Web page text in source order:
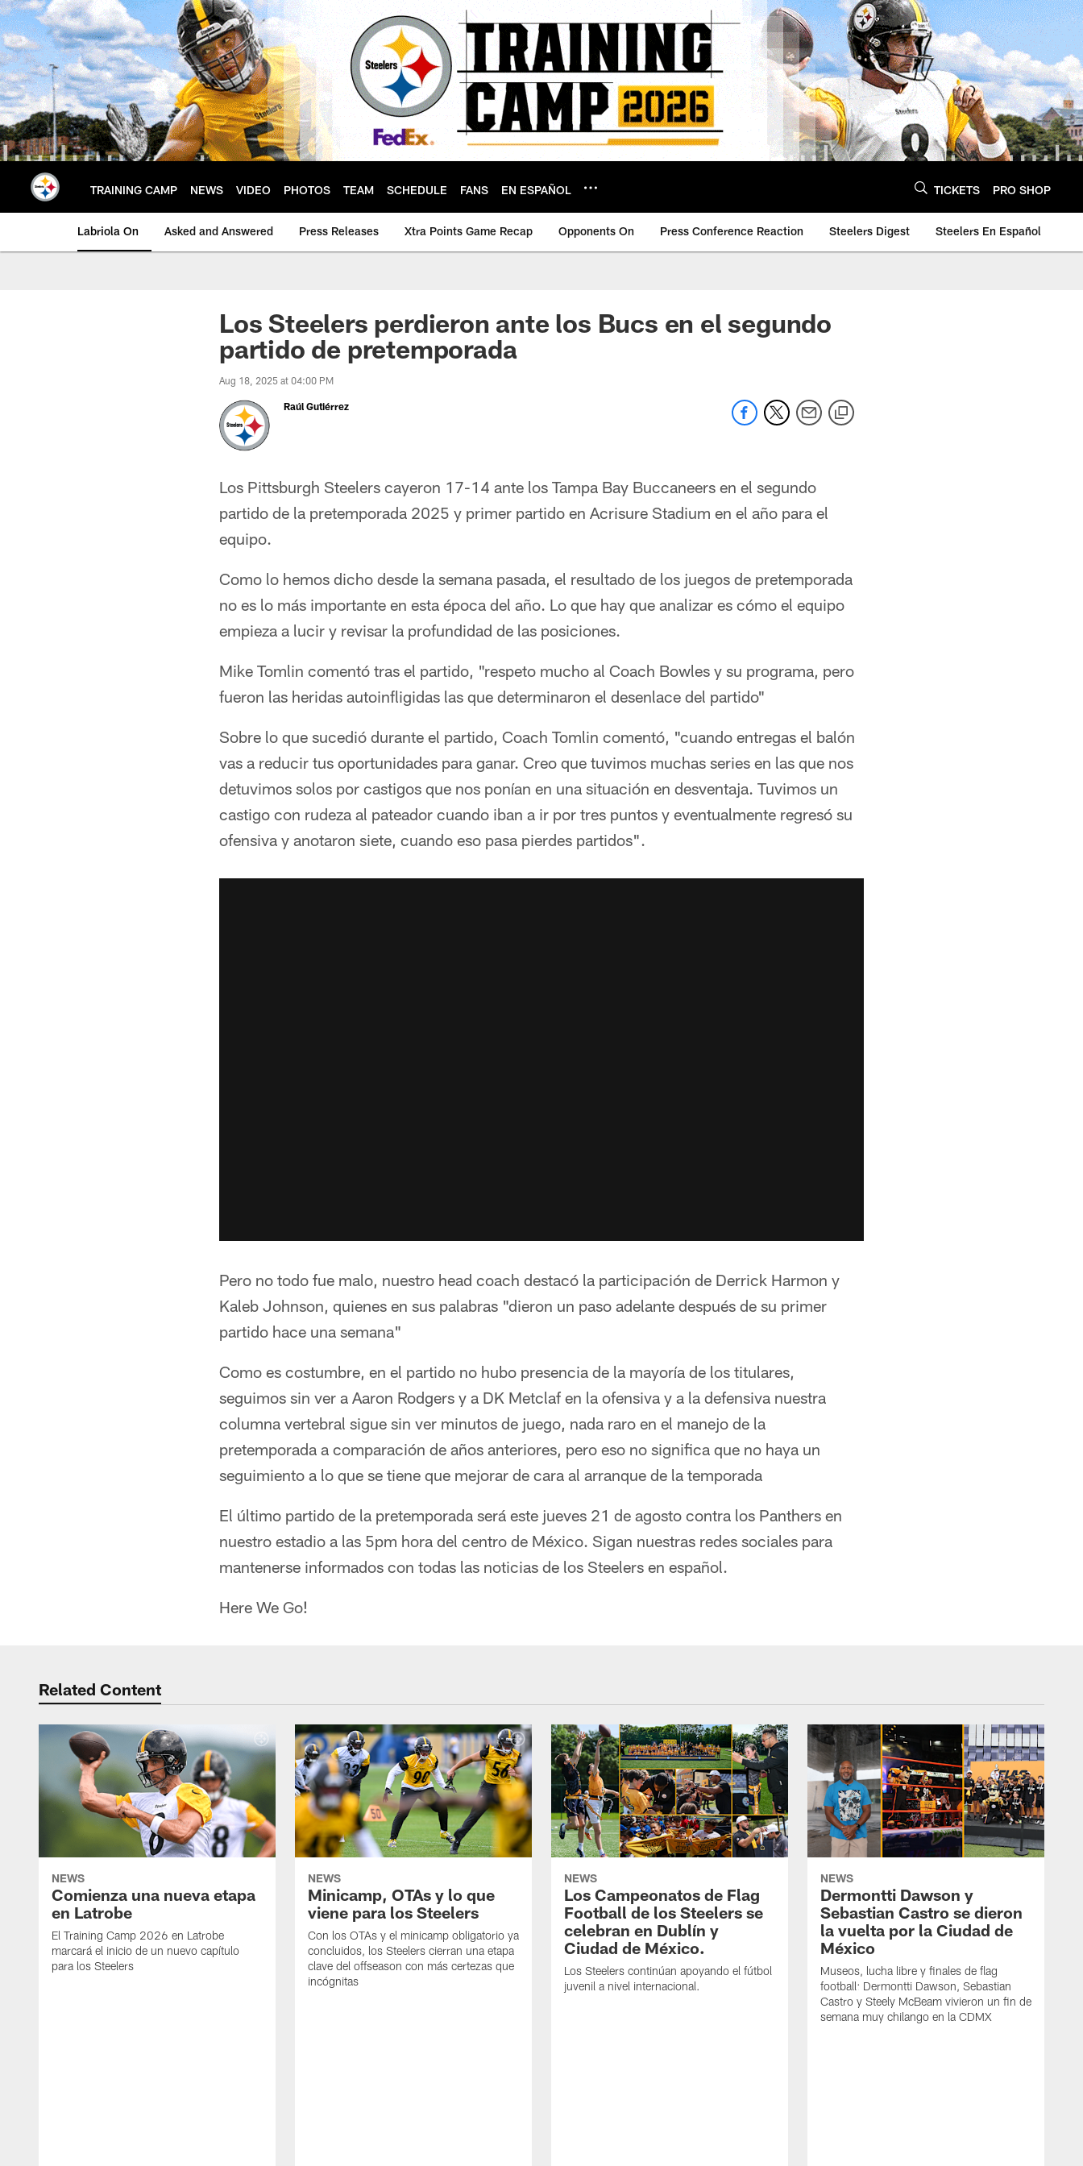
Skip
to
main
content
TRAINING CAMP NEWS VIDEO PHOTOS TEAM SCHEDULE FANS EN ESPAÑOL TICKETS PRO SHOP
Labriola On Asked and Answered Press Releases Xtra Points Game Recap Opponents On Press Conference Reaction Steelers Digest Steelers En Español
Los Steelers perdieron ante los Bucs en el segundo
partido de pretemporada
Aug 18, 2025 at 04:00 PM
Raúl Gutiérrez
Los Pittsburgh Steelers cayeron 17-14 ante los Tampa Bay Buccaneers en el segundo
partido de la pretemporada 2025 y primer partido en Acrisure Stadium en el año para el
equipo.
Como lo hemos dicho desde la semana pasada, el resultado de los juegos de pretemporada
no es lo más importante en esta época del año. Lo que hay que analizar es cómo el equipo
empieza a lucir y revisar la profundidad de las posiciones.
Mike Tomlin comentó tras el partido, "respeto mucho al Coach Bowles y su programa, pero
fueron las heridas autoinfligidas las que determinaron el desenlace del partido"
Sobre lo que sucedió durante el partido, Coach Tomlin comentó, "cuando entregas el balón
vas a reducir tus oportunidades para ganar. Creo que tuvimos muchas series en las que nos
detuvimos solos por castigos que nos ponían en una situación en desventaja. Tuvimos un
castigo con rudeza al pateador cuando iban a ir por tres puntos y eventualmente regresó su
ofensiva y anotaron siete, cuando eso pasa pierdes partidos".
Pero no todo fue malo, nuestro head coach destacó la participación de Derrick Harmon y
Kaleb Johnson, quienes en sus palabras "dieron un paso adelante después de su primer
partido hace una semana"
Como es costumbre, en el partido no hubo presencia de la mayoría de los titulares,
seguimos sin ver a Aaron Rodgers y a DK Metclaf en la ofensiva y a la defensiva nuestra
columna vertebral sigue sin ver minutos de juego, nada raro en el manejo de la
pretemporada a comparación de años anteriores, pero eso no significa que no haya un
seguimiento a lo que se tiene que mejorar de cara al arranque de la temporada
El último partido de la pretemporada será este jueves 21 de agosto contra los Panthers en
nuestro estadio a las 5pm hora del centro de México. Sigan nuestras redes sociales para
mantenerse informados con todas las noticias de los Steelers en español.
Here We Go!
Related Content
NEWS
Comienza una nueva etapa
en Latrobe
El Training Camp 2026 en Latrobe
marcará el inicio de un nuevo capítulo
para los Steelers
NEWS
Minicamp, OTAs y lo que
viene para los Steelers
Con los OTAs y el minicamp obligatorio ya
concluidos, los Steelers cierran una etapa
clave del offseason con más certezas que
incógnitas
NEWS
Los Campeonatos de Flag
Football de los Steelers se
celebran en Dublín y
Ciudad de México.
Los Steelers continúan apoyando el fútbol
juvenil a nivel internacional.
NEWS
Dermontti Dawson y
Sebastian Castro se dieron
la vuelta por la Ciudad de
México
Museos, lucha libre y finales de flag
football: Dermontti Dawson, Sebastian
Castro y Steely McBeam vivieron un fin de
semana muy chilango en la CDMX